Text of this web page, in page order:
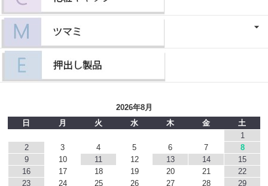
2026年8月
日
月 火 水 木 金
土
1
2
3 4 5 6 7
8
9
10 11 12 13 14
15
16
17 18 19 20 21
22
23
24 25 26 27 28 29